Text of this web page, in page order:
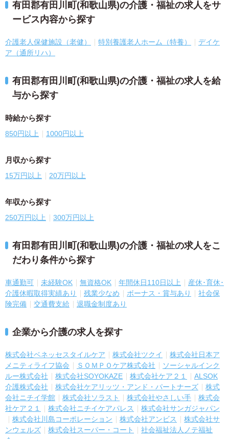
有田郡有田川町(和歌山県)の介護・福祉の求人をサ
ービス内容から探す
介護老人保健施設（老健） 特別養護老人ホーム（特養）
デイケ
ア（通所リハ）
有田郡有田川町(和歌山県)の介護・福祉の求人を給
与から探す
時給から探す
850円以上 1000円以上
月収から探す
15万円以上 20万円以上
年収から探す
250万円以上 300万円以上
有田郡有田川町(和歌山県)の介護・福祉の求人をこ
だわり条件から探す
車通勤可 未経験OK 無資格OK 年間休日110日以上
産休･育休･
介護休暇取得実績あり
残業少なめ ボーナス・賞与あり
社会保
険完備
交通費支給 退職金制度あり
企業から介護の求人を探す
株式会社ベネッセスタイルケア 株式会社ツクイ
株式会社日本ア
メニティライフ協会
ＳＯＭＰＯケア株式会社
ソーシャルインク
ルー株式会社
株式会社SOYOKAZE 株式会社ケア２１
ALSOK
介護株式会社
株式会社ケアリッツ・アンド・パートナーズ
株式
会社ニチイ学館
株式会社ソラスト 株式会社やさしい手
株式会
社ケア２１
株式会社ニチイケアパレス
株式会社サンガジャパン
株式会社川島コーポレーション
株式会社アンビス
株式会社サ
ンウェルズ
株式会社スーパー・コート
社会福祉法人ノテ福祉